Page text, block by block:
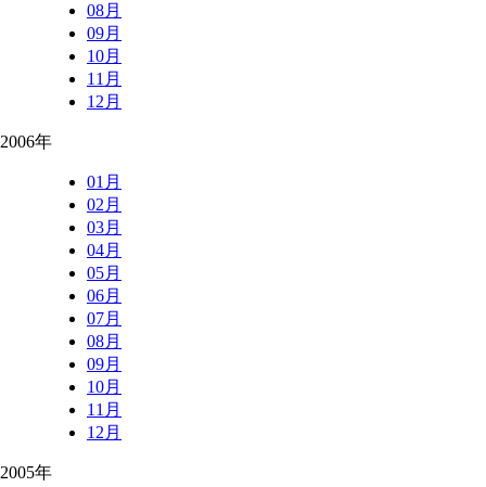
08月
09月
10月
11月
12月
2006年
01月
02月
03月
04月
05月
06月
07月
08月
09月
10月
11月
12月
2005年